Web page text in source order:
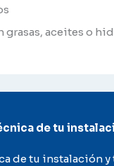
grasas, aceites o
de tu
de tu instalación